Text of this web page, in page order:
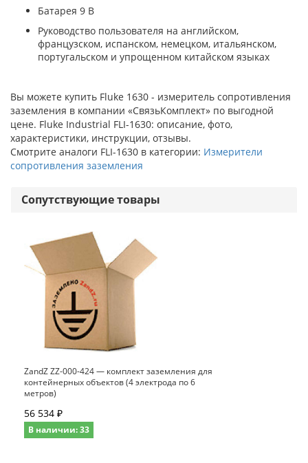
Батарея 9 В
Руководство пользователя на английском,
французском, испанском, немецком, итальянском,
португальском и упрощенном китайском языках
Вы можете купить Fluke 1630 - измеритель сопротивления
заземления в компании «СвязьКомплект» по выгодной
цене. Fluke Industrial FLI-1630: описание, фото,
характеристики, инструкции, отзывы.
Смотрите аналоги FLI-1630 в категории: Измерители
сопротивления заземления
Сопутствующие товары
ZandZ ZZ-000-424 — комплект заземления для
контейнерных объектов (4 электрода по 6
метров)
56 534 ₽
В наличии: 33